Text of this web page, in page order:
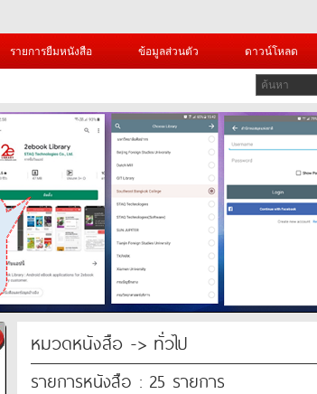
รายการยืมหนังสือ ข้อมูลส่วนตัว ดาวน์โหลด
หมวดหนังสือ -> ทั่วไป
รายการหนังสือ : 25 รายการ